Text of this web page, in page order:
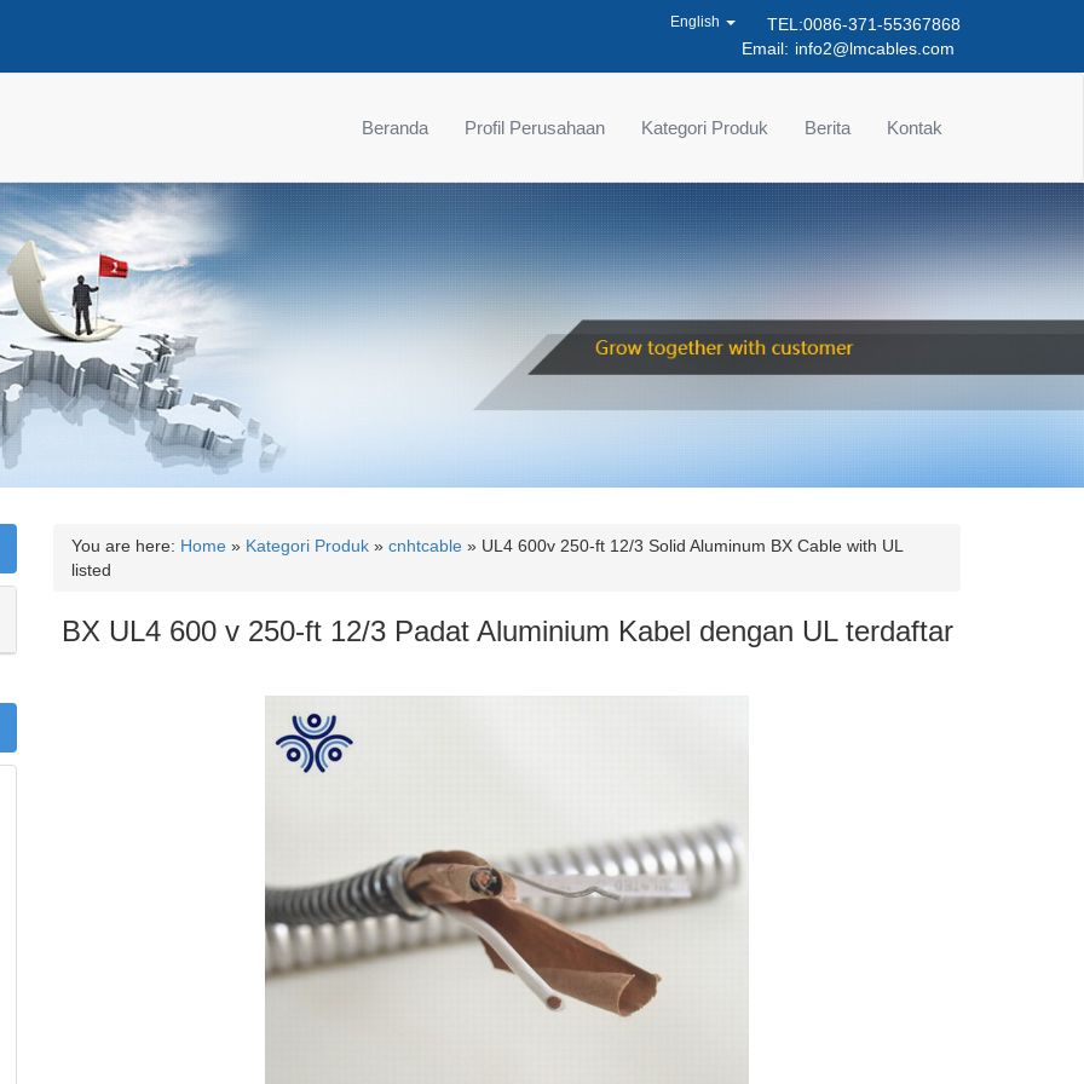
TEL:0086-371-55367868
Email: info2@lmcables.com
English
Beranda Profil Perusahaan Kategori Produk Berita Kontak
You are here: Home » Kategori Produk » cnhtcable » UL4 600v 250-ft 12/3 Solid Aluminum BX Cable with UL
listed
BX UL4 600 v 250-ft 12/3 Padat Aluminium Kabel dengan UL terdaftar